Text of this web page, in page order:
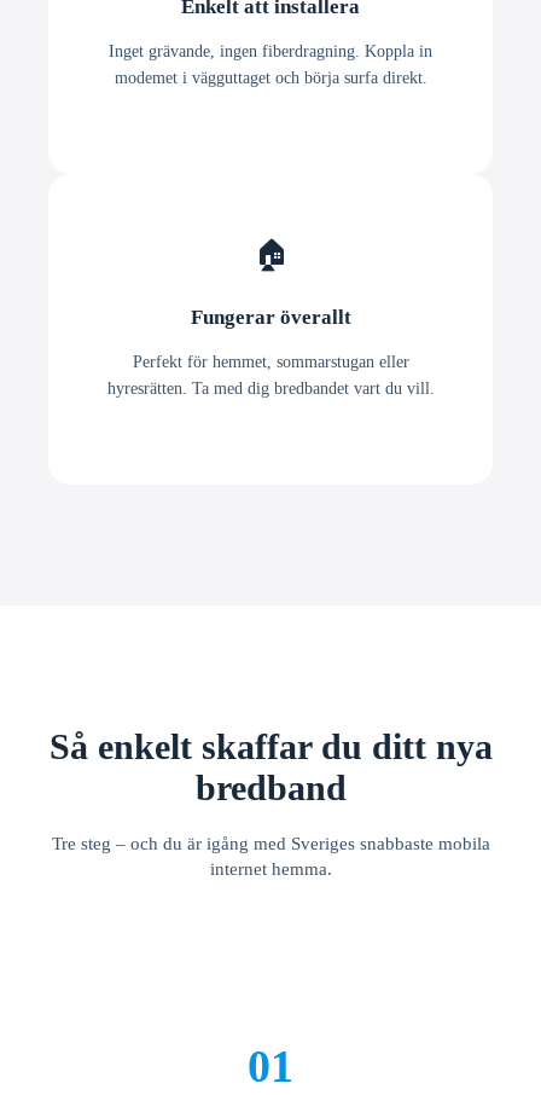
Enkelt att installera
Inget grävande, ingen fiberdragning. Koppla in
modemet i vägguttaget och börja surfa direkt.
🏠
Fungerar överallt
Perfekt för hemmet, sommarstugan eller
hyresrätten. Ta med dig bredbandet vart du vill.
Så enkelt skaffar du ditt nya
bredband
Tre steg – och du är igång med Sveriges snabbaste mobila
internet hemma.
01